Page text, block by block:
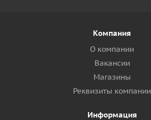
Компания
О компании
Вакансии
Магазины
Реквизиты компании
Информация